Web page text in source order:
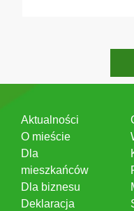
Aktualności
O mieście
Dla
mieszkańców
Dla biznesu
Deklaracja